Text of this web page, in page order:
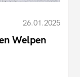
26.01.2025
Welpen